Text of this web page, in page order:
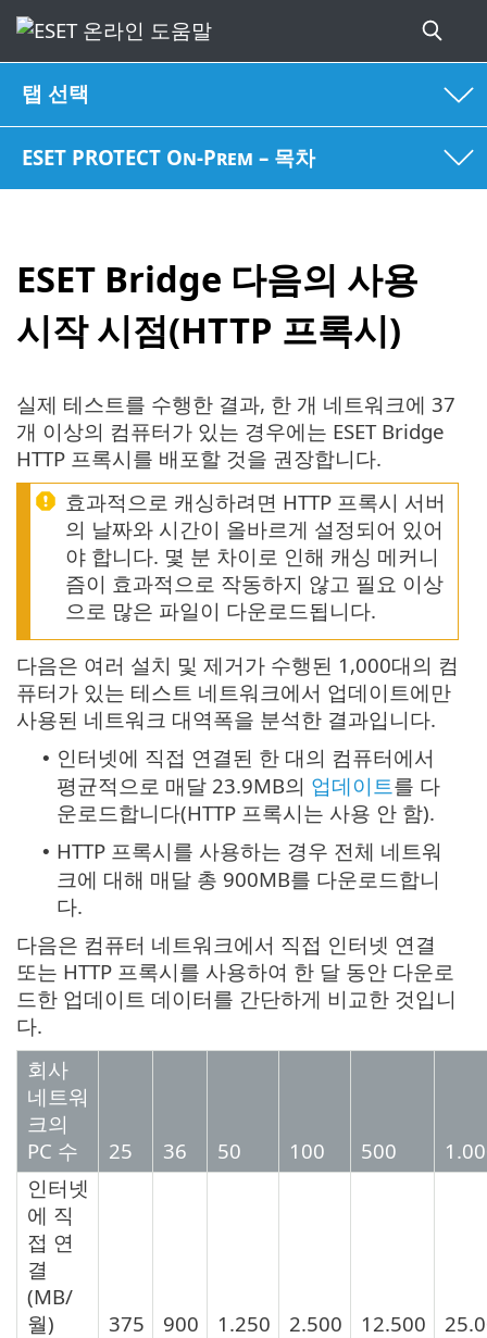
탭 선택
ESET PROTECT On-Prem – 목차
ESET Bridge 다음의 사용
시작 시점(HTTP 프록시)
실제 테스트를 수행한 결과, 한 개 네트워크에 37
개 이상의 컴퓨터가 있는 경우에는 ESET Bridge
HTTP 프록시를 배포할 것을 권장합니다.
효과적으로 캐싱하려면 HTTP 프록시 서버
의 날짜와 시간이 올바르게 설정되어 있어
야 합니다. 몇 분 차이로 인해 캐싱 메커니
즘이 효과적으로 작동하지 않고 필요 이상
으로 많은 파일이 다운로드됩니다.
다음은 여러 설치 및 제거가 수행된 1,000대의 컴
퓨터가 있는 테스트 네트워크에서 업데이트에만
사용된 네트워크 대역폭을 분석한 결과입니다.
• 인터넷에 직접 연결된 한 대의 컴퓨터에서
평균적으로 매달 23.9MB의 업데이트를 다
운로드합니다(HTTP 프록시는 사용 안 함).
• HTTP 프록시를 사용하는 경우 전체 네트워
크에 대해 매달 총 900MB를 다운로드합니
다.
다음은 컴퓨터 네트워크에서 직접 인터넷 연결
또는 HTTP 프록시를 사용하여 한 달 동안 다운로
드한 업데이트 데이터를 간단하게 비교한 것입니
다.
회사
네트워
크의
PC 수
25 36 50 100 500
인터넷
에 직
접 연
결
(MB/
월)
375 900 1.250 2.500 12.500